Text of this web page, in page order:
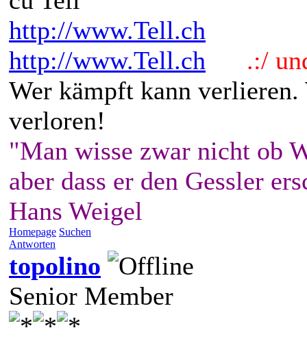
http://www.Tell.ch
http://www.Tell.ch
.:/
Wer kämpft kann
verloren!
"Man wisse zwar nicht ob
aber dass er den Gessler
Hans Weigel
Homepage Suchen
Antworten
topolino
Senior Member